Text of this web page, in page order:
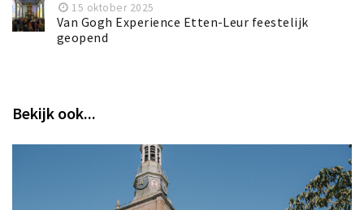
15 oktober 2025
Van Gogh Experience Etten-Leur feestelijk
geopend
Bekijk ook...